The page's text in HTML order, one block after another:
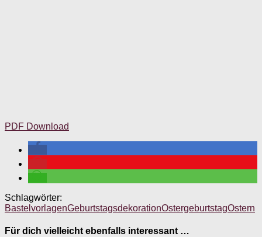
PDF Download
Schlagwörter:
BastelvorlagenGeburtstagsdekorationOstergeburtstagOstern
Für dich vielleicht ebenfalls interessant …